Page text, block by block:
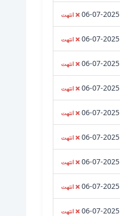
06-07-2025 ❌ انتهت
06-07-2025 ❌ انتهت
06-07-2025 ❌ انتهت
06-07-2025 ❌ انتهت
06-07-2025 ❌ انتهت
06-07-2025 ❌ انتهت
06-07-2025 ❌ انتهت
06-07-2025 ❌ انتهت
06-07-2025 ❌ انتهت